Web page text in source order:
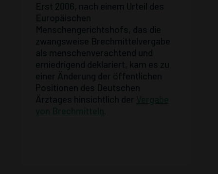
Erst 2006, nach einem Urteil des
Europäischen
Menschengerichtshofs, das die
zwangsweise Brechmittelvergabe
als menschenverachtend und
erniedrigend deklariert, kam es zu
einer Änderung der öffentlichen
Positionen des Deutschen
Ärztages hinsichtlich der